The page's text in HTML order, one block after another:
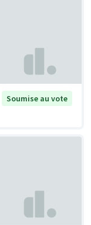
Soumise au vote